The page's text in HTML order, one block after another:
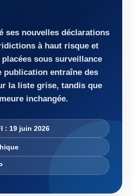
ses nouvelles déclarations
à haut risque et
sous surveillance
publication entraîne des
la liste grise, tandis que
inchangée.
: 19 juin 2026